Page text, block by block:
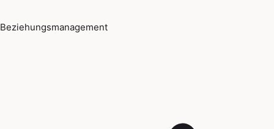
Beziehungsmanagement